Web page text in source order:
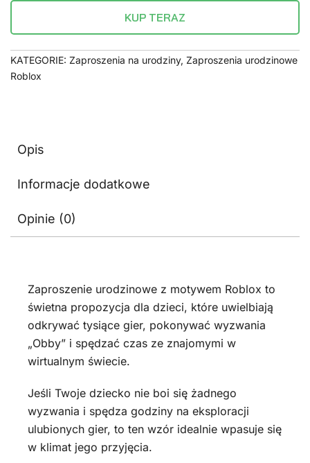
KUP TERAZ
KATEGORIE: Zaproszenia na urodziny, Zaproszenia urodzinowe
Roblox
Opis
Informacje dodatkowe
Opinie (0)
Zaproszenie urodzinowe z motywem Roblox to
świetna propozycja dla dzieci, które uwielbiają
odkrywać tysiące gier, pokonywać wyzwania
„Obby” i spędzać czas ze znajomymi w
wirtualnym świecie.
Jeśli Twoje dziecko nie boi się żadnego
wyzwania i spędza godziny na eksploracji
ulubionych gier, to ten wzór idealnie wpasuje się
w klimat jego przyjęcia.